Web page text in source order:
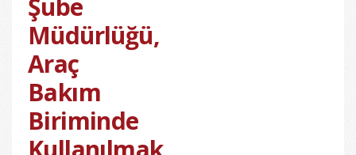
Şube
Müdürlüğü,
Araç
Bakım
Biriminde